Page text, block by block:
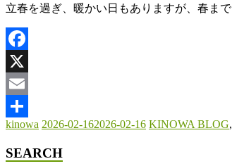
立春を過ぎ、暖かい日もありますが、春ま
Facebook
X
Email
共
有
kinowa 2026-02-162026-02-16 KINOWA BLOG,
SEARCH